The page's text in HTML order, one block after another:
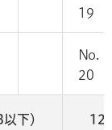
19
No.
20
下） 12